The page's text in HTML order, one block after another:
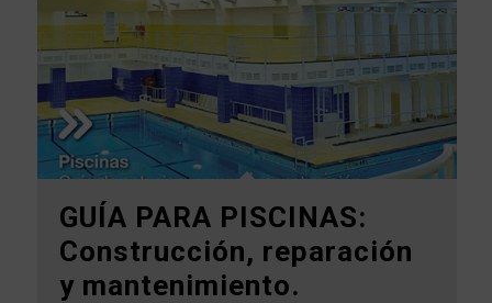
GUÍA PARA PISCINAS:
Construcción, reparación
y mantenimiento.